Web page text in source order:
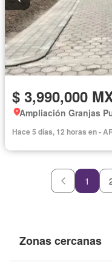
$ 3,990,000
Ampliación Granjas
Hace 5 días, 12 horas en -
1
Zonas cercanas